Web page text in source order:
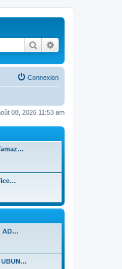
Rechercher
Connexion
08, 2026 11:53 am
AD…
UBUN…